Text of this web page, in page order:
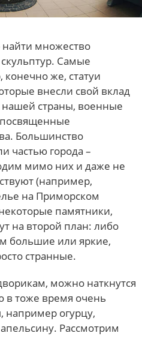
множество
Самые
конечно же, статуи
внесли свой вклад
нашей страны, военные
Большинство
частью города –
мимо них и даже не
(например,
на Приморском
памятники,
на второй план: либо
большие или яркие,
странные.
можно наткнутся
в тоже время очень
например огурцу,
Рассмотрим